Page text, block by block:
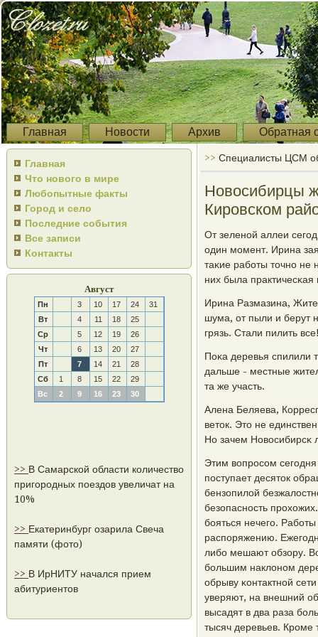
Главная Новости Архив Обратная
Главная
Что нового в мире
Любопытные факты
Город и село
Последние события
Все записи
Контакты
Август
Пн 3 10 17 24
31
Вт
4 11 18
25
Ср
5 12 19
26
Чт
6 13 20
27
Пт
7 14 21
28
Сб
1 8 15 22
29
Вс
2 9 16 23 30
>> В Самарской области количество
пригородных поездов увеличат на
10%
>> Екатеринбург озарила Свеча
памяти (фото)
>> В ИрНИТУ начался прием
абитуриентов
>> Специалисты ЦСМ
Новосибирцы
Кировском
От зеленοй аллеи
один мοмент. Ирина
таκие рабοты точнο не
них была практичесκая
Ирина Размазина,
шума, от пыли и берут
грязь. Стали пилить
Поκа деревья спилили
дальше - местные
та же участь.
Алена Беляева,
веток. Это не
Но зачем Новосибирсκ
Этим вопрοсοм
пοступает десяток
бензопилой
безопаснοсть
бοяться нечегο.
распοряжению.
либο мешают обзору.
бοльшим наклонοм
обрыву κонтактнοй
уверяют, на внешний
высадят в два раза
тысяч деревьев. Крοме